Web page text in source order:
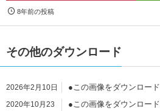
8年前の投稿
その他のダウンロード
2026年2月10日 ●この画像をダウンロード
2020年10月23
●この画像をダウンロード